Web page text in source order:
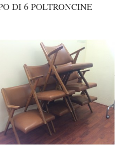
DI 6 POLTRONCINE